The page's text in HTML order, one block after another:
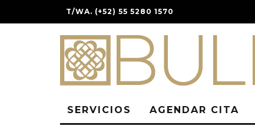
T/WA. (+52) 55 5280 1570
SERVICIOS AGENDAR CITA